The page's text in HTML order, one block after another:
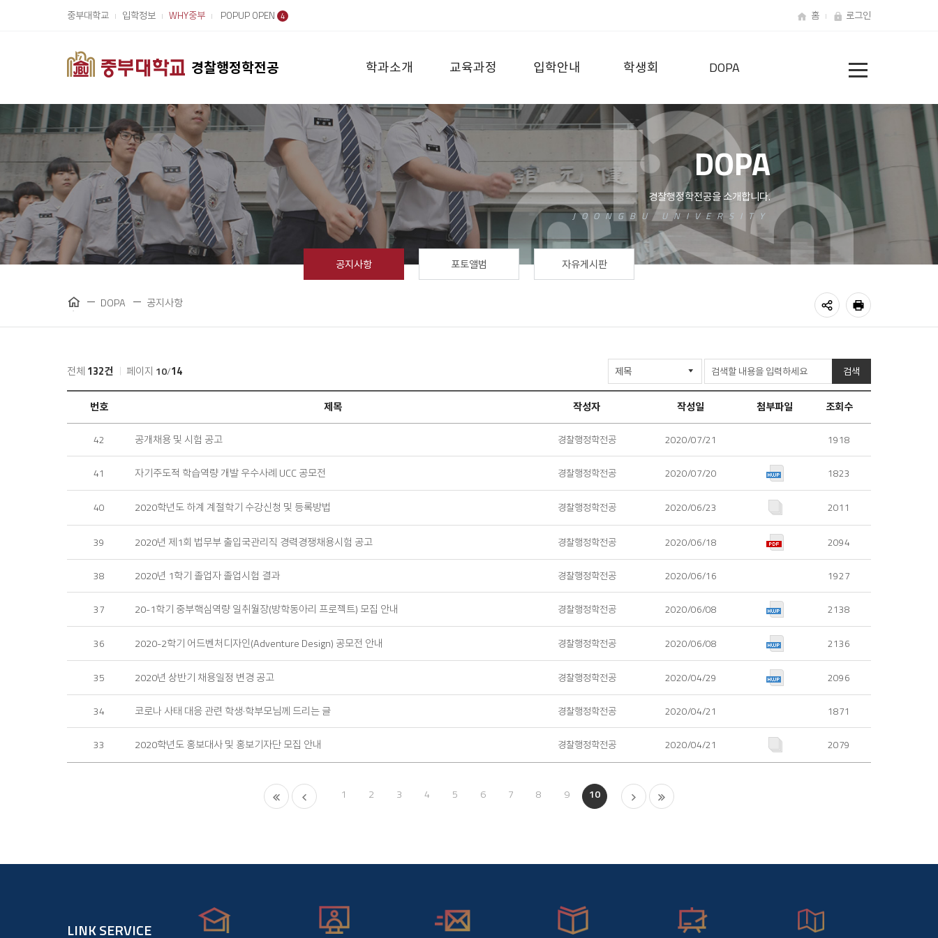
경찰행정학전공
뉴
중부대학교 입학정보 WHY중부 POPUP OPEN 4 홈 로그인
학과소개 교육과정 입학안내 학생회 DOPA
DOPA
공지사항 포토앨범 자유게시판
홈
DOPA
공지사항
공
기
프
트
사
검
색
검색
전체 132건 페이지 10/14
사
목
번호 제목 작성자 작성일 첨부파일 조회수
42 공개채용 및 시험 공고 경찰행정학전공 2020/07/21 1918
41 자기주도적 학습역량 개발 우수사례 UCC 공모전 경찰행정학전공 2020/07/20 1823
40 2020학년도 하계 계절학기 수강신청 및 등록방법 경찰행정학전공 2020/06/23 2011
39 2020년 제1회 법무부 출입국관리직 경력경쟁채용시험 공고 경찰행정학전공 2020/06/18 2094
38 2020년 1학기 졸업자 졸업시험 결과 경찰행정학전공 2020/06/16 1927
37 20-1학기 중부핵심역량 일취월장(방학동아리 프로젝트) 모집 안내 경찰행정학전공 2020/06/08 2138
36 2020-2학기 어드벤처디자인(Adventure Design) 공모전 안내 경찰행정학전공 2020/06/08 2136
35 2020년 상반기 채용일정 변경 공고 경찰행정학전공 2020/04/29 2096
34 코로나 사태 대응 관련 학생·학부모님께 드리는 글 경찰행정학전공 2020/04/21 1871
33 2020학년도 홍보대사 및 홍보기자단 모집 안내 경찰행정학전공 2020/04/21 2079
1 2 3 4 5 6 7 8 9 10
LINK SERVICE